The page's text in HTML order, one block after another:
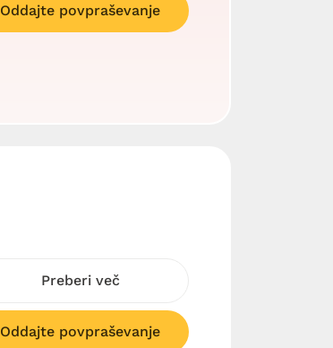
Oddajte povpraševanje
Preberi več
Oddajte povpraševanje